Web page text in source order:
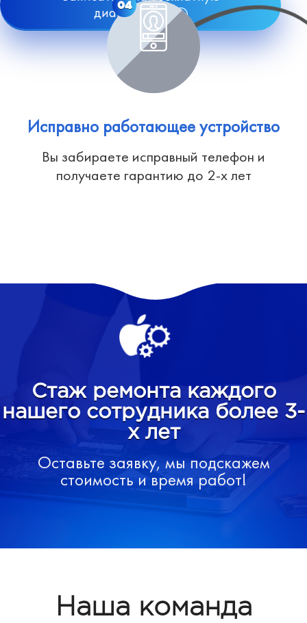
диагностику
04
Исправно работающее устройство
Вы забираете исправный телефон и
получаете гарантию до 2-х лет
Стаж ремонта каждого
нашего сотрудника более 3-
х лет
Оставьте заявку, мы подскажем
стоимость и время работ!
Наша команда